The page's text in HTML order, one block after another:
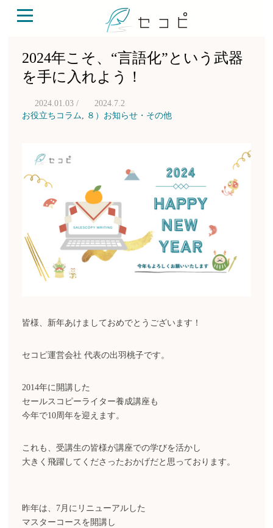
2024年こそ、“言語化”という武器
を手に入れよう！
2024.01.03 /
2024.7.2
お役立ちコラム, ８）お知らせ・その他
皆様、新年あけましておめでとうございます！
セコピ運営会社 代表の出羽桃子です。
2014年に開講した
セールスコピーライター養成講座も
今年で10周年を迎えます。
これも、受講生の皆様が講座での学びを活かし
大きく飛躍してくださったおかげだと思っております。
昨年は、7月にリニューアルした
マスターコースを開講し